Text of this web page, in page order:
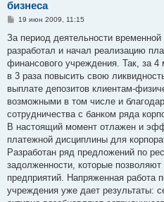
бизнеса
С
о
щ
е
и
е
19 июн 2009, 11:15
За период деятельности
разработал и начал реализацию
финансового учреждения. Так, за
в 3 раза повысить свою
выплате депозитов клиентам-
возможными в том числе и
сотрудничества с банком ряда
В настоящий момент отлажен и
платежной дисциплины для
Разработан ряд предложений по
задолженности, которые
предприятий. Напряженная работа
учреждения уже дает результаты: